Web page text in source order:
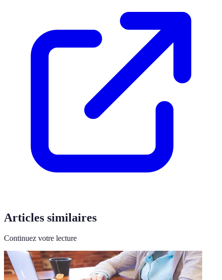
Articles similaires
Continuez votre lecture